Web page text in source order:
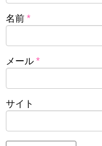
名前 *
メール *
サイト